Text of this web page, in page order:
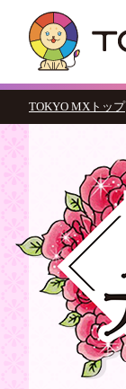
TOKYO MXトップ